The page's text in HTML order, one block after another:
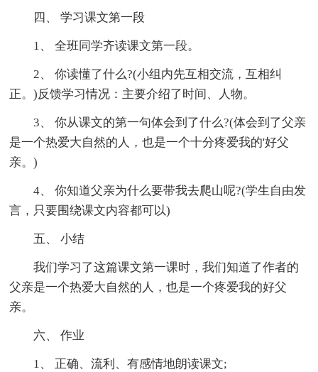
四、 学习课文第一段
1、 全班同学齐读课文第一段。
2、 你读懂了什么?(小组内先互相交流，互相纠
正。)反馈学习情况：主要介绍了时间、人物。
3、 你从课文的第一句体会到了什么?(体会到了父亲
是一个热爱大自然的人，也是一个十分疼爱我的'好父
亲。)
4、 你知道父亲为什么要带我去爬山呢?(学生自由发
言，只要围绕课文内容都可以)
五、 小结
我们学习了这篇课文第一课时，我们知道了作者的
父亲是一个热爱大自然的人，也是一个疼爱我的好父
亲。
六、 作业
1、 正确、流利、有感情地朗读课文;